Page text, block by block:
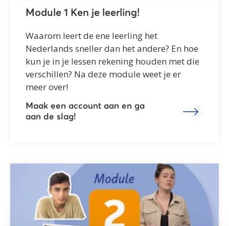
Module 1 Ken je leerling!
Waarom leert de ene leerling het
Nederlands sneller dan het andere? En hoe
kun je in je lessen rekening houden met die
verschillen? Na deze module weet je er
meer over!
Maak een account aan en ga
aan de slag!